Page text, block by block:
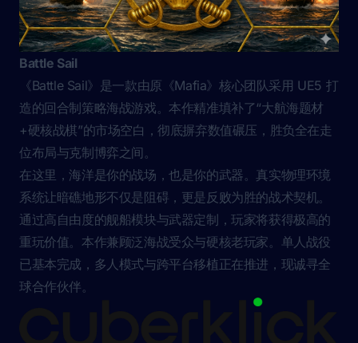
Battle Sail
《Battle Sail》是一款由原《Mafia》核心团队采用 UE5 打
造的回合制策略海战游戏。本作精准填补了“大航海题材
+硬核战棋”的市场空白，彻底摒弃数值碾压，胜负全在走
位布局与克制博弈之间。
在这里，海洋是你的战场，也是你的武器。真实物理环境
系统让暗礁地形不仅是阻碍，更是反败为胜的战术契机。
通过高自由度的舰船模块与武器定制，玩家将获得极高的
重玩价值。本作兼顾泛海战受众与硬核老玩家。单人战役
已基本完成，多人模式与跨平台移植正在推进，现诚寻全
球合作伙伴。